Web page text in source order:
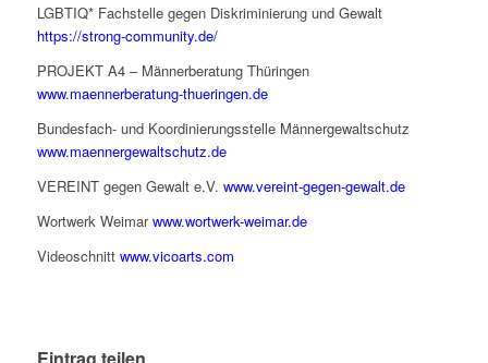
LGBTIQ* Fachstelle gegen Diskriminierung und Gewalt
https://strong-community.de/
PROJEKT A4 – Männerberatung Thüringen
www.maennerberatung-thueringen.de
Bundesfach- und Koordinierungsstelle Männergewaltschutz
www.maennergewaltschutz.de
VEREINT gegen Gewalt e.V. www.vereint-gegen-gewalt.de
Wortwerk Weimarwww.wortwerk-weimar.de
Videoschnitt www.vicoarts.com